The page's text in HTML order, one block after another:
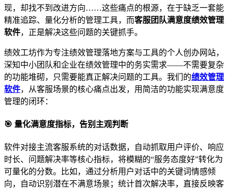
现，却找不到改进方向……这些痛点的根源，在于缺乏一套能
精准追踪、量化分析的管理工具，而客服团队满意度绩效管理
软件，正是解决这些问题的关键抓手。
绩效工坊作为专注绩效管理落地方案与工具的个人创办网站，
深知中小团队和企业在绩效管理中的务实需求——不需要复杂
的功能堆砌，只需要能真正解决问题的工具。我们的绩效管理
软件，从客服场景的核心痛点出发，用简洁的功能实现满意度
管理的闭环：
🎯 量化满意度指标，告别主观判断
软件对接主流客服系统的对话数据，自动抓取用户评价、响应
时长、问题解决率等核心指标，将模糊的“服务态度好”转化为
可量化的分数。比如，通过分析用户对话中的关键词情感倾
向，自动识别潜在不满意场景；统计首次解决率，直接反映客